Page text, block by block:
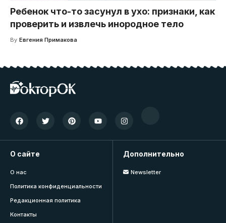
Ребенок что-то засунул в ухо: признаки, как
проверить и извлечь инородное тело
By Евгения Примакова
О сайте
О нас
Политика конфиденциальности
Редакционная политика
Контакты
Дополнительно
Newsletter